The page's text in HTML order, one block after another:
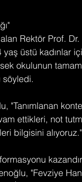
Rektör Prof.
üstü kadınlar
okulunun
söyledi.
"Tanımlanan
ettikleri, not
bilgisini
"Fevziye